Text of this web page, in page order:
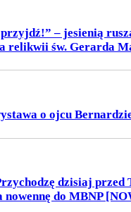
– jesienią
relikwii św. Gerarda
o ojcu
dzisiaj przed
nowennę do MBNP